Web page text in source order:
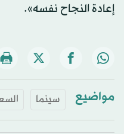
يصبح أكثر أهمية حين
مواضيع سينما